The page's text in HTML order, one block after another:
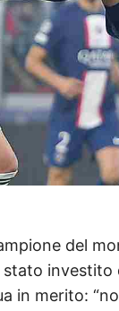
del
in merito: